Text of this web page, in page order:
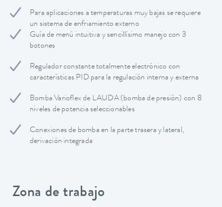
Para aplicaciones a temperaturas muy bajas se requiere
un sistema de enfriamiento externo
Guía de menú intuitiva y sencillísimo manejo con 3
botones
Regulador constante totalmente electrónico con
características PID para la regulación interna y externa
Bomba Varioflex de LAUDA (bomba de presión) con 8
niveles de potencia seleccionables
Conexiones de bomba en la parte trasera y lateral,
derivación integrada
Zona de trabajo